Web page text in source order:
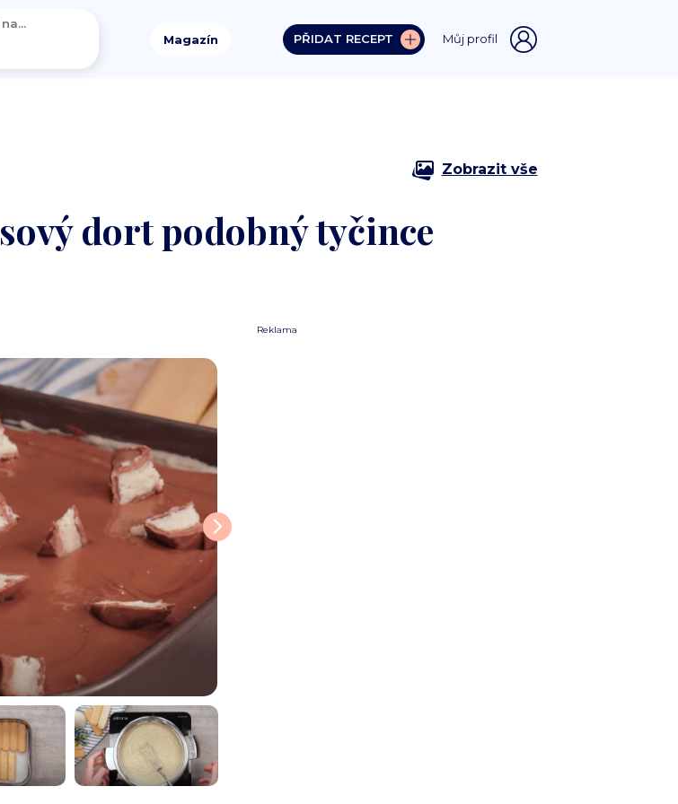
Magazín PŘIDAT RECEPT Můj profil
Zobrazit vše
dort podobný tyčince
Reklama